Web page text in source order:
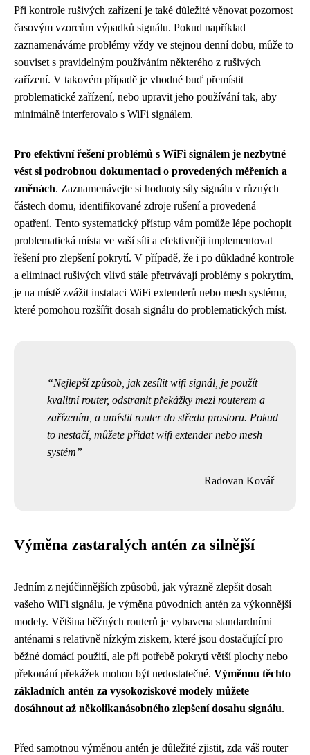
Při kontrole rušivých zařízení je také důležité věnovat pozornost
časovým vzorcům výpadků signálu. Pokud například
zaznamenáváme problémy vždy ve stejnou denní dobu, může to
souviset s pravidelným používáním některého z rušivých
zařízení. V takovém případě je vhodné buď přemístit
problematické zařízení, nebo upravit jeho používání tak, aby
minimálně interferovalo s WiFi signálem.
Pro efektivní řešení problémů s WiFi signálem je nezbytné
vést si podrobnou dokumentaci o provedených měřeních a
změnách. Zaznamenávejte si hodnoty síly signálu v různých
částech domu, identifikované zdroje rušení a provedená
opatření. Tento systematický přístup vám pomůže lépe pochopit
problematická místa ve vaší síti a efektivněji implementovat
řešení pro zlepšení pokrytí. V případě, že i po důkladné kontrole
a eliminaci rušivých vlivů stále přetrvávají problémy s pokrytím,
je na místě zvážit instalaci WiFi extenderů nebo mesh systému,
které pomohou rozšířit dosah signálu do problematických míst.
Nejlepší způsob, jak zesílit wifi signál, je použít
kvalitní router, odstranit překážky mezi routerem a
zařízením, a umístit router do středu prostoru. Pokud
to nestačí, můžete přidat wifi extender nebo mesh
systém
Radovan Kovář
Výměna zastaralých antén za silnější
Jedním z nejúčinnějších způsobů, jak výrazně zlepšit dosah
vašeho WiFi signálu, je výměna původních antén za výkonnější
modely. Většina běžných routerů je vybavena standardními
anténami s relativně nízkým ziskem, které jsou dostačující pro
běžné domácí použití, ale při potřebě pokrytí větší plochy nebo
překonání překážek mohou být nedostatečné. Výměnou těchto
základních antén za vysokoziskové modely můžete
dosáhnout až několikanásobného zlepšení dosahu signálu.
Před samotnou výměnou antén je důležité zjistit, zda váš router